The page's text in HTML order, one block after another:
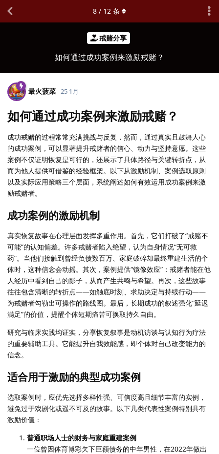
戒赌分享
如何通过成功案例来激励戒赌？
8 / 12 条
最火菠菜 25 1月
如何通过成功案例来激励戒赌？
成功戒赌的过程常常充满挑战与反复，然而，通过真实且鼓舞人心
的成功案例，可以显著提升戒赌者的信心、动力与坚持意愿。这些
案例不仅证明恢复是可行的，还展示了具体路径与关键转折点，从
而为他人提供可借鉴的经验框架。以下从激励机制、案例选取原则
以及实际应用策略三个层面，系统阐述如何有效运用成功案例来激
励戒赌者。
成功案例的激励机制
真实恢复故事在心理层面发挥多重作用。首先，它们打破了“戒赌不
可能”的认知偏差。许多戒赌者陷入绝望，认为自身情况“无可救
药”。当他们接触到曾经负债数百万、家庭破碎却最终重建生活的个
体时，这种信念会动摇。其次，案例提供“镜像效应”：戒赌者能在他
人经历中看到自己的影子，从而产生共鸣与希望。再次，这些故事
往往包含清晰的转折点——如触底时刻、求助决定与持续行动——
为戒赌者勾勒出可操作的路线图。最后，长期成功的叙述强化“延迟
满足”的价值，提醒个体短期痛苦可换取持久自由。
研究与临床实践均证实，分享恢复叙事是动机访谈与认知行为疗法
的重要辅助工具。它能提升自我效能感，即个体对自己改变能力的
信念。
适合用于激励的典型成功案例
选取案例时，应优先选择多样性强、可信度高且细节丰富的实例，
避免过于戏剧化或遥不可及的故事。以下几类代表性案例特别具有
激励价值：
普通职场人士的财务与家庭重建案例
一位曾因体育博彩欠下巨额债务的中年男性，在2022年做出